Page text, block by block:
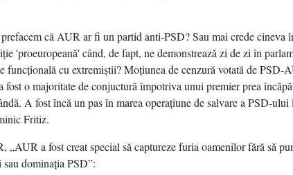
că AUR ar fi un partid anti-PSD? Sau mai crede cineva
'proeuropeană' când, de fapt, ne demonstrează zi de zi în
funcţională cu extremiştii? Moţiunea de cenzură votată de PSD-
fost o majoritate de conjuctură împotriva unui premier prea
A fost încă un pas în marea operaţiune de salvare a PSD-ului
Fritiz.
„AUR a fost creat special să captureze furia oamenilor fără să
dominaţia PSD”: